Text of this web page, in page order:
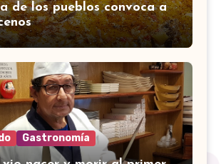
de los pueblos convoca a
Gastronomía